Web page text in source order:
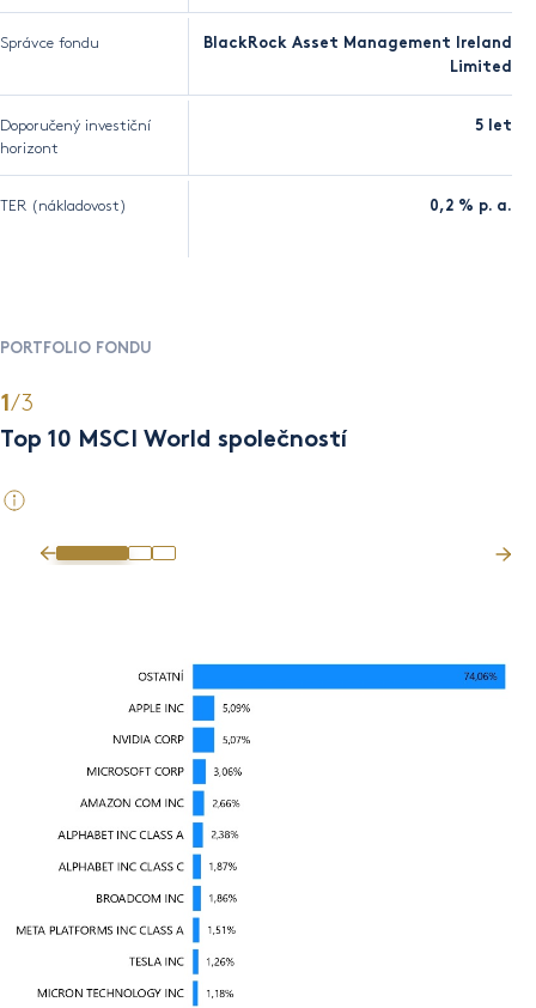
Správce fondu
BlackRock Asset Management Ireland
Limited
Doporučený investiční
horizont
5 let
TER (nákladovost) 0,2 % p. a.
PORTFOLIO FONDU
1/3
Top 10 MSCI World společností